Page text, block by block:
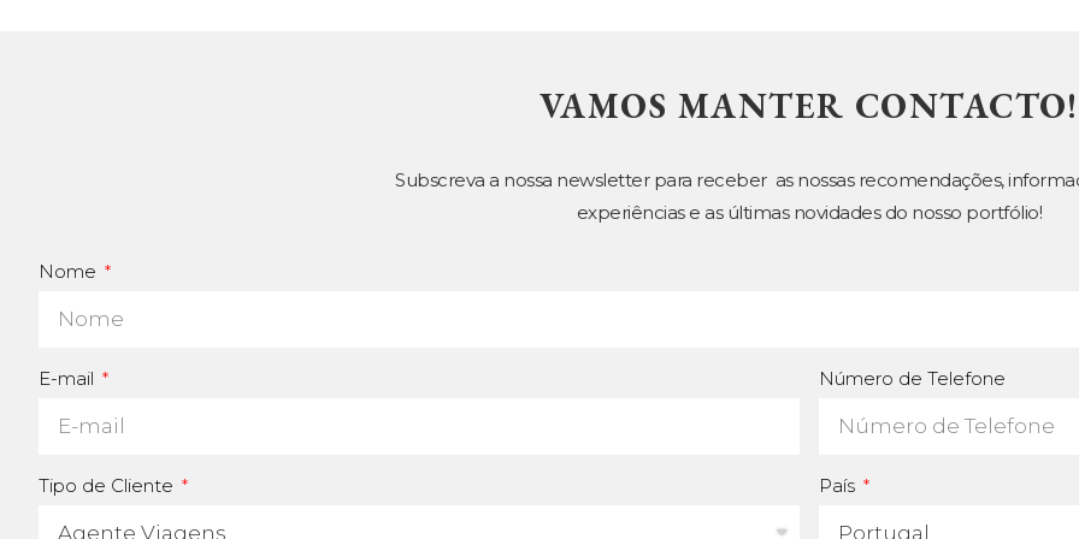
VAMOS MANTER CONTACTO!
Subscreva a nossa newsletter para receber as nossas recomendações,
experiências e as últimas novidades do nosso portfólio!
Nome
E-mail Número de Telefone
Tipo de Cliente País